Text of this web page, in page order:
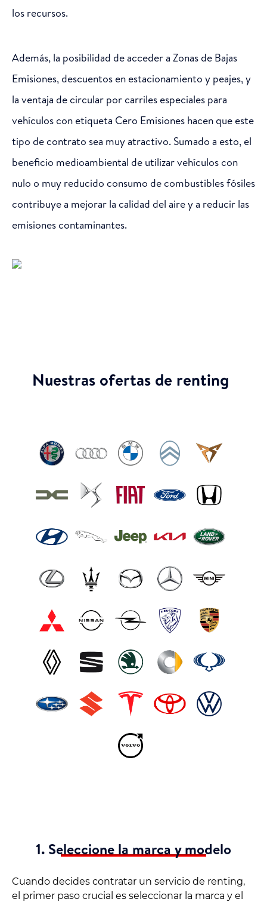
los recursos.
Además, la posibilidad de acceder a Zonas de Bajas
Emisiones, descuentos en estacionamiento y peajes, y
la ventaja de circular por carriles especiales para
vehículos con etiqueta Cero Emisiones hacen que este
tipo de contrato sea muy atractivo. Sumado a esto, el
beneficio medioambiental de utilizar vehículos con
nulo o muy reducido consumo de combustibles fósiles
contribuye a mejorar la calidad del aire y a reducir las
emisiones contaminantes.
Nuestras ofertas de renting
1. Seleccione la marca y modelo
Cuando decides contratar un servicio de renting,
el primer paso crucial es seleccionar la marca y el